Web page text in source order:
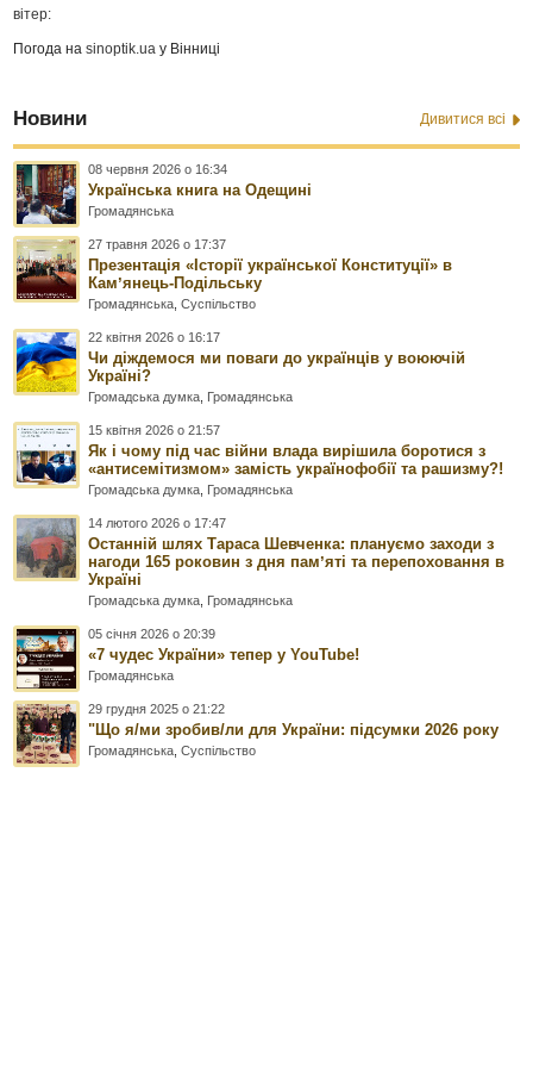
вітер:
Погода наsinoptik.ua у Вінниці
Новини Дивитися всі
08 червня 2026 о 16:34
Українська книга на Одещині
Громадянська
27 травня 2026 о 17:37
Презентація «Історії української Конституції» в
Камʼянець-Подільську
Громадянська ,Суспільство
22 квітня 2026 о 16:17
Чи діждемося ми поваги до українців у воюючій
Україні?
Громадська думка Громадянська
15 квітня 2026 о 21:57
Як і чому під час війни влада вирішила боротися з
«антисемітизмом» замість українофобії та рашизму?!
Громадська думка Громадянська
14 лютого 2026 о 17:47
Останній шлях Тараса Шевченка: плануємо заходи з
нагоди 165 роковин з дня памʼяті та перепоховання в
Україні
Громадська думка Громадянська
05 січня 2026 о 20:39
«7 чудес України» тепер у YouTube!
Громадянська
29 грудня 2025 о 21:22
"Що я/ми зробив/ли для України: підсумки 2026 року
Громадянська ,Суспільство